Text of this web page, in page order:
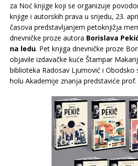
za Noć knjige koji se organizuje
knjige i autorskih prava u srijedu, 23.
časova predstavljanjem petoknjižja
dnevničke proze autora Borislava
na ledu. Pet knjiga dnevničke proze
objavile izdavačke kuće Štampar
biblioteka Radosav Ljumović i
holu Akademije znanja predstaviće